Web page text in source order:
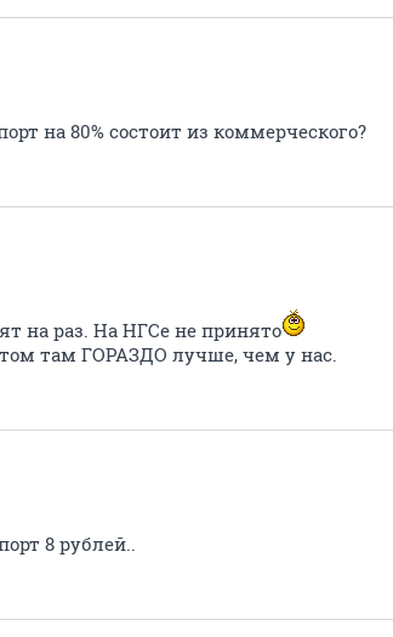
на 80% состоит из коммерческого?
на раз. На НГСе не принято
там ГОРАЗДО лучше, чем у нас.
8 рублей..